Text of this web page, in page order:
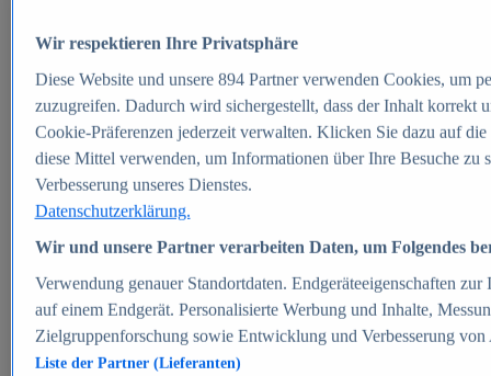
Zum Report
E-commerce
Beliebte Statistiken
Aktuelle Statistiken
E-Commerce - Entwicklung des Umsatzes in
Deutschland 1999-2025
Umsatz von Amazon in Deutschland und weltweit
2010-2025
B2C-E-Commerce: Top-50 Online Shops in
Deutschland 2024
Marktanteile von Online-Zahlungsverfahren in
Deutschland 2024
Umsatzstarke Warengruppen im Online-Handel in
Deutschland 2023-2025
Wir respektieren Ihre Privatsphäre
Diese Website und unsere 894Partner verwenden Cookies, um
zuzugreifen. Dadurch wird sichergestellt, dass der Inhalt korrekt
Cookie-Präferenzen jederzeit verwalten. Klicken Sie dazu auf
diese Mittel verwenden, um Informationen über Ihre Besuche
Verbesserung unseres Dienstes.
Datenschutzerklärung.
Wir und unsere Partner verarbeiten Daten, um Folgendes
Verwendung genauer Standortdaten. Endgeräteeigenschaften
auf einem Endgerät. Personalisierte Werbung und Inhalte,
Zielgruppenforschung sowie Entwicklung und Verbesserung von
Liste der Partner (Lieferanten)